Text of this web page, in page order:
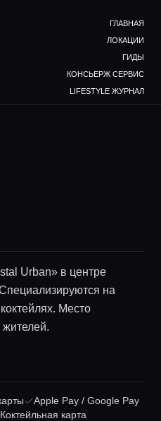
ГЛАВНАЯ
ЛОКАЦИИ
ГИДЫ
КОНСЬЕРЖ СЕРВИС
LIFESTYLE ЖУРНАЛ
Urban» в центре
на
Место
Apple Pay / Google Pay
Коктейльная карта